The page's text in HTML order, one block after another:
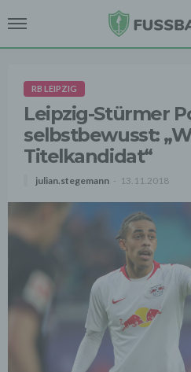
RB LEIPZIG
Leipzig-Stürmer
selbstbewusst:
Titelkandidat“
julian.stegemann 13.11.2018